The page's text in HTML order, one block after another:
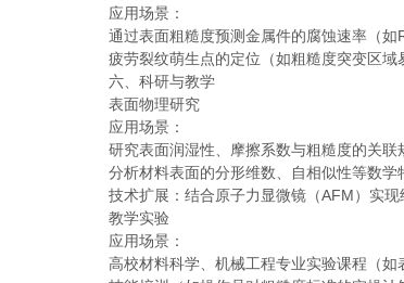
应用场景：
通过表面粗糙度预测金属件的腐蚀速率（如
疲劳裂纹萌生点的定位（如粗糙度突变区域
六、科研与教学
表面物理研究
应用场景：
研究表面润湿性、摩擦系数与粗糙度的关联
分析材料表面的分形维数、自相似性等数学
技术扩展：结合原子力显微镜（AFM）实现
教学实验
应用场景：
高校材料科学、机械工程专业实验课程（如